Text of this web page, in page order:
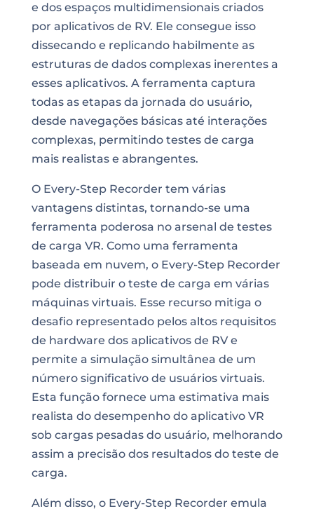
e dos espaços multidimensionais criados
por aplicativos de RV. Ele consegue isso
dissecando e replicando habilmente as
estruturas de dados complexas inerentes a
esses aplicativos. A ferramenta captura
todas as etapas da jornada do usuário,
desde navegações básicas até interações
complexas, permitindo testes de carga
mais realistas e abrangentes.
O Every-Step Recorder tem várias
vantagens distintas, tornando-se uma
ferramenta poderosa no arsenal de testes
de carga VR. Como uma ferramenta
baseada em nuvem, o Every-Step Recorder
pode distribuir o teste de carga em várias
máquinas virtuais. Esse recurso mitiga o
desafio representado pelos altos requisitos
de hardware dos aplicativos de RV e
permite a simulação simultânea de um
número significativo de usuários virtuais.
Esta função fornece uma estimativa mais
realista do desempenho do aplicativo VR
sob cargas pesadas do usuário, melhorando
assim a precisão dos resultados do teste de
carga.
Além disso, o Every-Step Recorder emula